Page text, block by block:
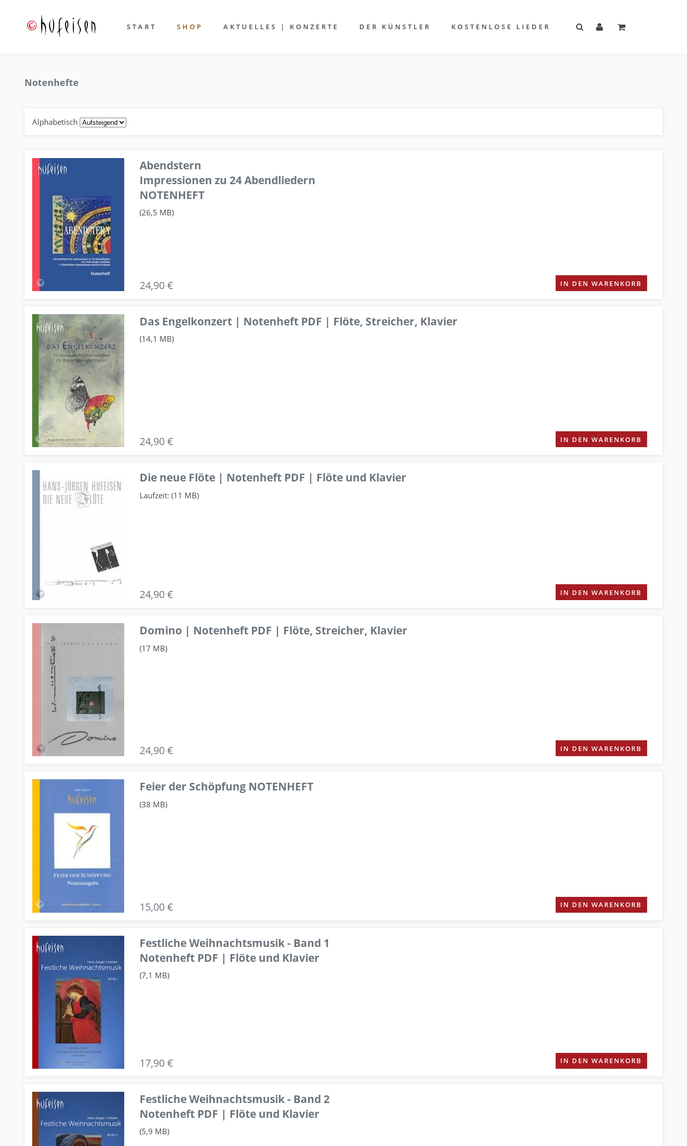
START SHOP AKTUELLES | KONZERTE DER KÜNSTLER KOSTENLOSE LIEDER
Notenhefte
Alphabetisch
Abendstern
Impressionen zu 24 Abendliedern
NOTENHEFT
(26,5 MB)
24,90 € IN DEN WARENKORB
Das Engelkonzert | Notenheft PDF | Flöte, Streicher, Klavier
(14,1 MB)
24,90 € IN DEN WARENKORB
Die neue Flöte | Notenheft PDF | Flöte und Klavier
Laufzeit: (11 MB)
24,90 € IN DEN WARENKORB
Domino | Notenheft PDF | Flöte, Streicher, Klavier
(17 MB)
24,90 € IN DEN WARENKORB
Feier der Schöpfung NOTENHEFT
(38 MB)
15,00 € IN DEN WARENKORB
Festliche Weihnachtsmusik - Band 1
Notenheft PDF | Flöte und Klavier
(7,1 MB)
17,90 € IN DEN WARENKORB
Festliche Weihnachtsmusik - Band 2
Notenheft PDF | Flöte und Klavier
(5,9 MB)